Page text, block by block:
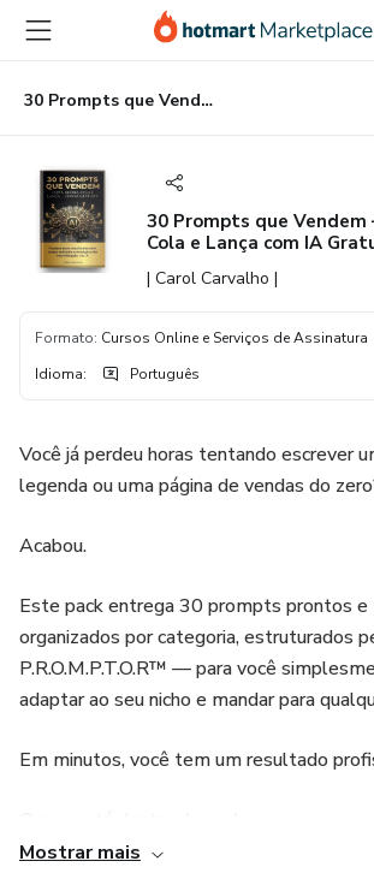
para
conteúdo
principal
para
pagamento
para
rodapé
30 Prompts que Vendem — Copia, Recria, Cola e Lança com IA Gratuita
30 Prompts que Vendem
Cola e Lança com IA
| Carol Carvalho |
Formato: Cursos Online e Serviços de Assinatura
Idioma: Português
Você já perdeu horas tentando escrever
legenda ou uma página de vendas do
Acabou.
Este pack entrega 30 prompts prontos
organizados por categoria, estruturados
P.R.O.M.P.T.O.R™ — para você
adaptar ao seu nicho e mandar para
Em minutos, você tem um resultado
Mostrar mais